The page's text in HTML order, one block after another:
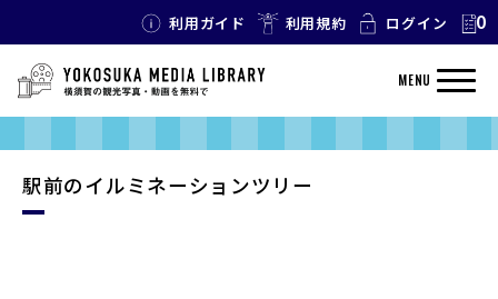
利用ガイド 利用規約 ログイン 0
MENU
駅前のイルミネーションツリー